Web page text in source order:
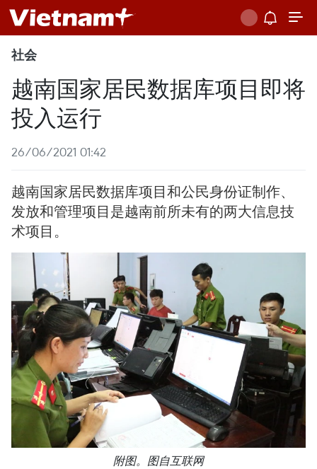
社会
越南国家居民数据库项目即将
投入运行
26/06/2021 01:42
越南国家居民数据库项目和公民身份证制作、
发放和管理项目是越南前所未有的两大信息技
术项目。
附图。图自互联网